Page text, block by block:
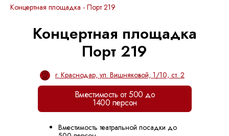
Концертная площадка - Порт 219
Концертная площадка
Порт 219
Вместимость театральной посадки до
г. Краснодар, ул. Вишняковой, 1/10, ст. 2
Вместимость от 500 до
1400 персон